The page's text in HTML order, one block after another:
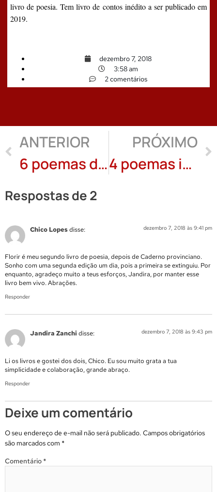
livro de poesia. Tem livro de contos inédito a ser publicado em
2019.
dezembro 7, 2018
3:58 am
2 comentários
ANTERIOR
6 poemas de Marcelo Gaspar de Souza
PRÓXIMO
4 poemas inéditos de Kissyan Castro
Respostas de 2
Chico Lopesdisse: dezembro 7, 2018 às 9:41 pm
Florir é meu segundo livro de poesia, depois de Caderno provinciano.
Sonho com uma segunda edição um dia, pois a primeira se extinguiu. Por
enquanto, agradeço muito a teus esforços, Jandira, por manter esse
livro bem vivo. Abrações.
Responder
Jandira Zanchi disse: dezembro 7, 2018 às 9:43 pm
Li os livros e gostei dos dois, Chico. Eu sou muito grata a tua
simplicidade e colaboração, grande abraço.
Responder
Deixe um comentário
O seu endereço de e-mail não será publicado. Campos obrigatórios
são marcados com *
Comentário *